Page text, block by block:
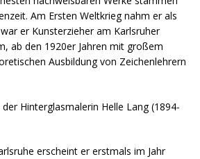
Am Ersten Weltkrieg nahm er als
er Kunsterzieher am Karlsruher
ab den 1920er Jahren mit großem
Ausbildung von Zeichenlehrern
Hinterglasmalerin Helle Lang (1894-
erscheint er erstmals im Jahr